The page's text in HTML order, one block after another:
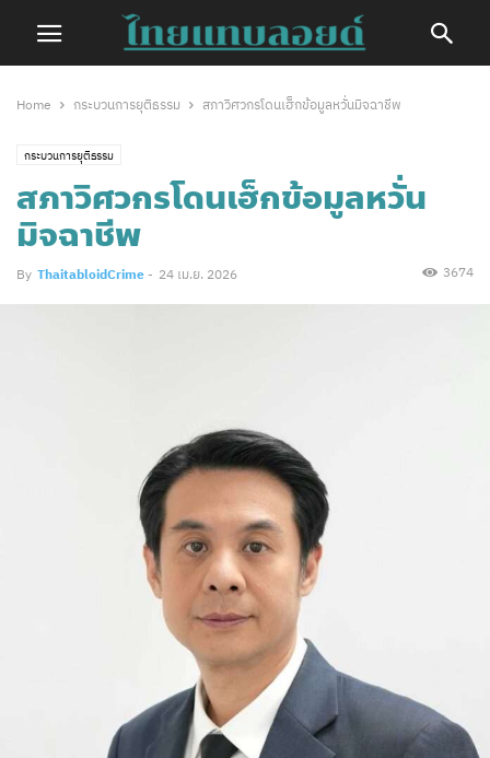
Home กระบวนการยุติธรรม สภาวิศวกรโดนเฮ็กข้อมูลหวั่นมิจฉาชีพ
กระบวนการยุติธรรม
สภาวิศวกรโดนเฮ็กข้อมูลหวั่น
มิจฉาชีพ
By ThaitabloidCrime - 24 เม.ย. 2026 3674